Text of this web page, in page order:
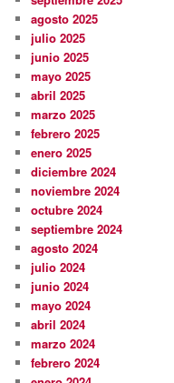
agosto 2025
julio 2025
junio 2025
mayo 2025
abril 2025
marzo 2025
febrero 2025
enero 2025
diciembre 2024
noviembre 2024
octubre 2024
septiembre 2024
agosto 2024
julio 2024
junio 2024
mayo 2024
abril 2024
marzo 2024
febrero 2024